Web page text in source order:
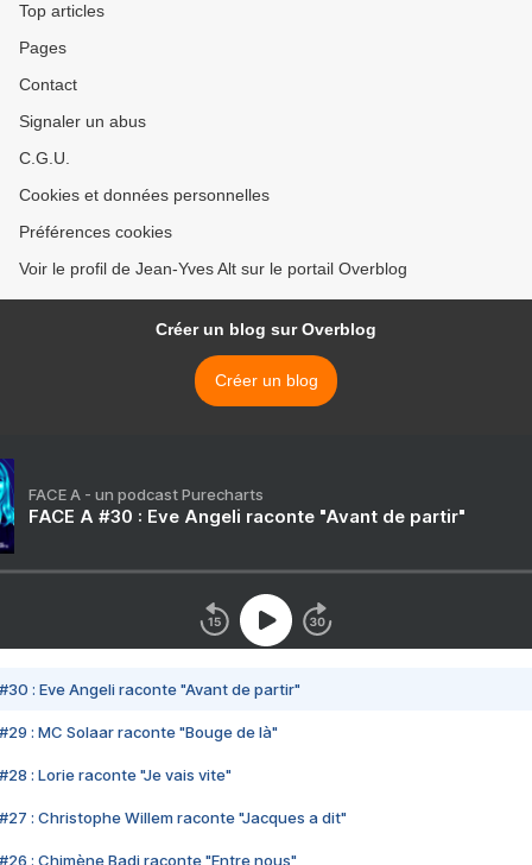
Top articles
Pages
Contact
Signaler un abus
C.G.U.
Cookies et données personnelles
Préférences cookies
Voir le profil de Jean-Yves Alt sur le portail Overblog
Créer un blog sur Overblog
Créer un blog
FACE A - un podcast Purecharts
FACE A #30 : Eve Angeli raconte "Avant de partir"
#30 : Eve Angeli raconte "Avant de partir"
#29 : MC Solaar raconte "Bouge de là"
#28 : Lorie raconte "Je vais vite"
#27 : Christophe Willem raconte "Jacques a dit"
#26 : Chimène Badi raconte "Entre nous"